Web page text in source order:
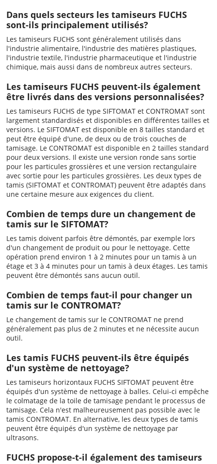
Dans quels secteurs les tamiseurs FUCHS
sont-ils principalement utilisés?
Les tamiseurs FUCHS sont généralement utilisés dans
l'industrie alimentaire, l'industrie des matières plastiques,
l'industrie textile, l'industrie pharmaceutique et l'industrie
chimique, mais aussi dans de nombreux autres secteurs.
Les tamiseurs FUCHS peuvent-ils également
être livrés dans des versions personnalisées?
Les tamiseurs FUCHS de type SIFTOMAT et CONTROMAT sont
largement standardisés et disponibles en différentes tailles et
versions. Le SIFTOMAT est disponible en 8 tailles standard et
peut être équipé d'une, de deux ou de trois couches de
tamisage. Le CONTROMAT est disponible en 2 tailles standard
pour deux versions. Il existe une version ronde sans sortie
pour les particules grossières et une version rectangulaire
avec sortie pour les particules grossières. Les deux types de
tamis (SIFTOMAT et CONTROMAT) peuvent être adaptés dans
une certaine mesure aux exigences du client.
Combien de temps dure un changement de
tamis sur le SIFTOMAT?
Les tamis doivent parfois être démontés, par exemple lors
d'un changement de produit ou pour le nettoyage. Cette
opération prend environ 1 à 2 minutes pour un tamis à un
étage et 3 à 4 minutes pour un tamis à deux étages. Les tamis
peuvent être démontés sans aucun outil.
Combien de temps faut-il pour changer un
tamis sur le CONTROMAT?
Le changement de tamis sur le CONTROMAT ne prend
généralement pas plus de 2 minutes et ne nécessite aucun
outil.
Les tamis FUCHS peuvent-ils être équipés
d'un système de nettoyage?
Les tamiseurs horizontaux FUCHS SIFTOMAT peuvent être
équipés d'un système de nettoyage à balles. Celui-ci empêche
le colmatage de la toile de tamisage pendant le processus de
tamisage. Cela n'est malheureusement pas possible avec le
tamis CONTROMAT. En alternative, les deux types de tamis
peuvent être équipés d'un système de nettoyage par
ultrasons.
FUCHS propose-t-il également des tamiseurs